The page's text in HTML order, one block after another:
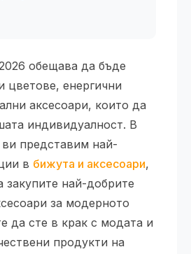
обещава да бъде
цветове, енергични
аксесоари, които да
индивидуалност. В
ви представим най-
в бижута и аксесоари,
закупите най-добрите
за модерното
да сте в крак с модата и
продукти на